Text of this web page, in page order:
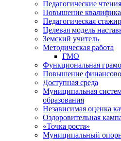
Педагогические чтения
Повышение
Педагогическая
Целевая модель
Земский учитель
Методическая работа
ГМО
Функциональная
Повышение
Доступная среда
Муниципальная
образования
Независимая оценка
Оздоровительная
«Точка роста»
Муниципальный